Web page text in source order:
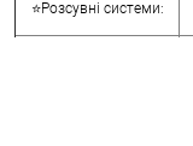
⭐Розсувні системи: